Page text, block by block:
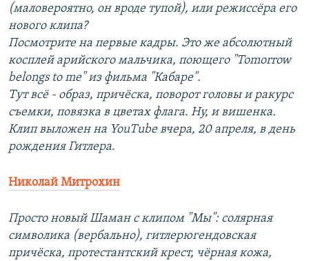
(маловероятно, он вроде тупой), или режиссёра его
нового клипа?
Посмотрите на первые кадры. Это же абсолютный
косплей арийского мальчика, поющего "Tomorrow
belongs to me" из фильма "Кабаре".
Тут всё - образ, причёска, поворот головы и ракурс
съемки, повязка в цветах флага. Ну, и вишенка.
Клип выложен на YouTube вчера, 20 апреля, в день
рождения Гитлера.
Николай Митрохин
Просто новый Шаман с клипом "Мы": солярная
символика (вербально), гитлерюгендовская
причёска, протестантский крест, чёрная кожа,